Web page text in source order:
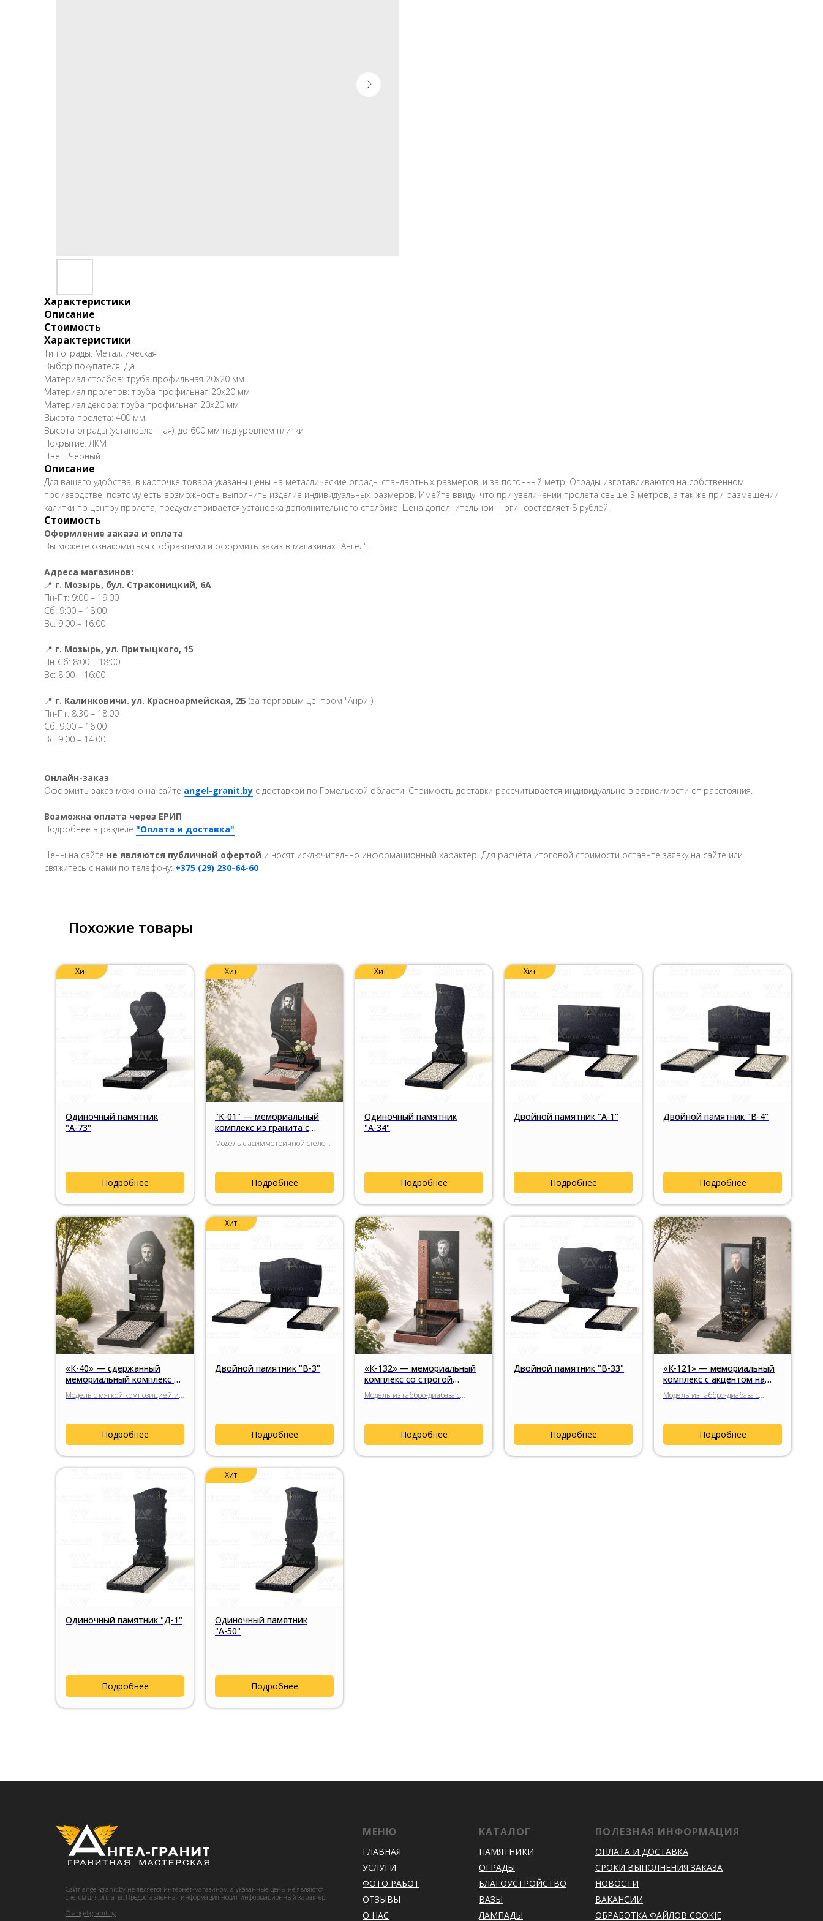
Характеристики
Описание
Стоимость
Характеристики
Тип ограды: Металлическая
Выбор покупателя: Да
Материал столбов: труба профильная 20х20 мм
Материал пролетов: труба профильная 20х20 мм
Материал декора: труба профильная 20х20 мм
Высота пролета: 400 мм
Высота ограды (установленная): до 600 мм над уровнем плитки
Покрытие: ЛКМ
Цвет: Черный
Описание
Для вашего удобства, в карточке товара указаны цены на металлические ограды стандартных размеров, и за погонный метр. Ограды изготавливаются на собственном
производстве, поэтому есть возможность выполнить изделие индивидуальных размеров. Имейте ввиду, что при увеличении пролета свыше 3 метров, а так же при размещении
калитки по центру пролета, предусматривается установка дополнительного столбика. Цена дополнительной "ноги" составляет 8 рублей.
Стоимость
Оформление заказа и оплата
Вы можете ознакомиться с образцами и оформить заказ в магазинах "Ангел":
Адреса магазинов:
📍 г. Мозырь, бул. Страконицкий, 6А
Пн-Пт: 9:00 – 19:00
Сб: 9:00 – 18:00
Вс: 9:00 – 16:00
📍 г. Мозырь, ул. Притыцкого, 15
Пн-Сб: 8:00 – 18:00
Вс: 8:00 – 16:00
📍 г. Калинковичи. ул. Красноармейская, 2Б (за торговым центром "Анри")
Пн-Пт: 8:30 – 18:00
Сб: 9:00 – 16:00
Вс: 9:00 – 14:00
Онлайн-заказ
Оформить заказ можно на сайте angel-granit.by с доставкой по Гомельской области. Стоимость доставки рассчитывается индивидуально в зависимости от расстояния.
Возможна оплата через ЕРИП
Подробнее в разделе "Оплата и доставка"
Цены на сайте не являются публичной офертой и носят исключительно информационный характер. Для расчёта итоговой стоимости оставьте заявку на сайте или
свяжитесь с нами по телефону: +375 (29) 230-64-60
Похожие товары
Хит
Одиночный памятник
"А-73"
Подробнее
Хит
"К-01" — мемориальный
комплекс из гранита с
пластичной формой
Модель с асимметричной стелой
Подробнее
Хит
Одиночный памятник
"А-34"
Подробнее
Хит
Двойной памятник "А-1"
Подробнее
Двойной памятник "В-4"
Подробнее
«К-40» — сдержанный
мемориальный комплекс с
гранитным крестом
Модель с мягкой композицией и
силуэтом стелы и сдержанным
религиозным символом.
Подробнее
Хит
Двойной памятник "В-3"
Подробнее
«К-132» — мемориальный
комплекс со строгой
прямоугольной
композицией
Модель из габбро-диабаза с
цветного гранита и сдержанной
архитектурной композицией.
Подробнее
Двойной памятник "В-33"
Подробнее
«К-121» — мемориальный
комплекс с акцентом на
портретную композицию
Модель из габбро-диабаза с
цветного гранита и сдержанным
современным характером.
Подробнее
Одиночный памятник "Д-1"
Подробнее
Хит
Одиночный памятник
"А-50"
Подробнее
МЕНЮ
ГЛАВНАЯ
УСЛУГИ
ФОТО РАБОТ
ОТЗЫВЫ
О НАС
КАТАЛОГ
ПАМЯТНИКИ
ОГРАДЫ
БЛАГОУСТРОЙСТВО
ВАЗЫ
ЛАМПАДЫ
ПОЛЕЗНАЯ ИНФОРМАЦИЯ
ОПЛАТА И ДОСТАВКА
СРОКИ ВЫПОЛНЕНИЯ ЗАКАЗА
НОВОСТИ
ВАКАНСИИ
ОБРАБОТКА ФАЙЛОВ COOKIE
Сайт angel-granit.by не является интернет-магазином, а указанные цены не являются
счётом для оплаты. Предоставленная информация носит информационный характер.
© angel-granit.by